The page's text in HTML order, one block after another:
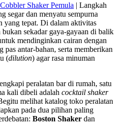
Shaker Pemula | Langkah
segar dan menyatu sempurna
yang tepat. Di dalam aktivitas
sekadar gaya-gayaan di balik
mendinginkan cairan dengan
pas antar-bahan, serta memberikan
(dilution) agar rasa minuman
peralatan bar di rumah, satu
kali dibeli adalah cocktail shaker
melihat katalog toko peralatan
pada dua pilihan paling
Boston Shaker dan